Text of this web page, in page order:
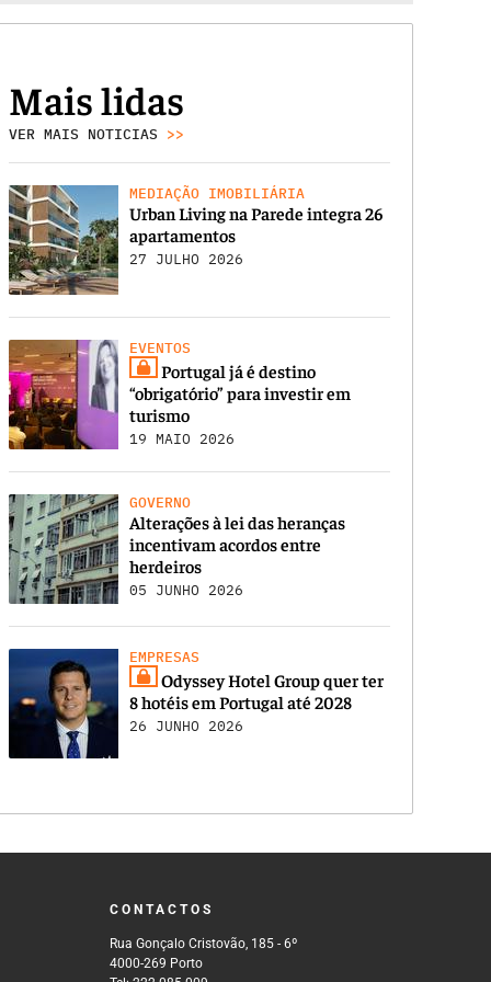
Mais lidas
VER MAIS NOTICIAS >>
MEDIAÇÃO IMOBILIÁRIA
Urban Living na Parede integra 26
apartamentos
27 JULHO 2026
EVENTOS
Portugal já é destino
“obrigatório” para investir em
turismo
19 MAIO 2026
GOVERNO
Alterações à lei das heranças
incentivam acordos entre
herdeiros
05 JUNHO 2026
EMPRESAS
Odyssey Hotel Group quer ter
8 hotéis em Portugal até 2028
26 JUNHO 2026
CONTACTOS
Rua Gonçalo Cristovão, 185 - 6º
4000-269 Porto